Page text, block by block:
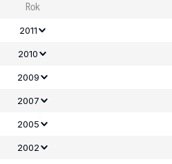
Rok
2011
2010
2009
2007
2005
2002